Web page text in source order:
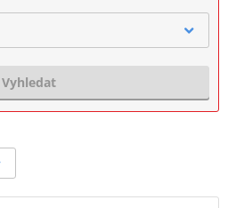
Vyhledat